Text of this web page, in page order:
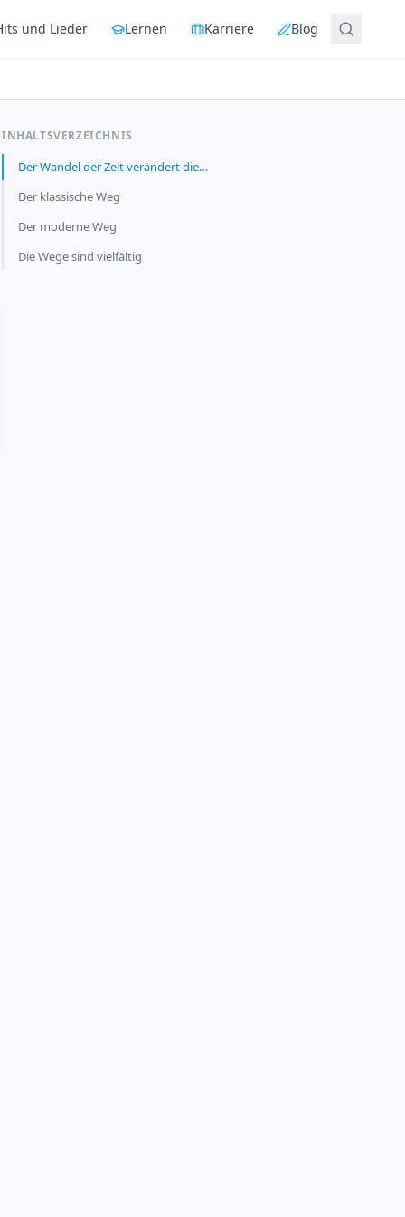
und Lieder Lernen Karriere Blog
INHALTSVERZEICHNIS
Der Wandel der Zeit verändert die…
Der klassische Weg
Der moderne Weg
Die Wege sind vielfältig